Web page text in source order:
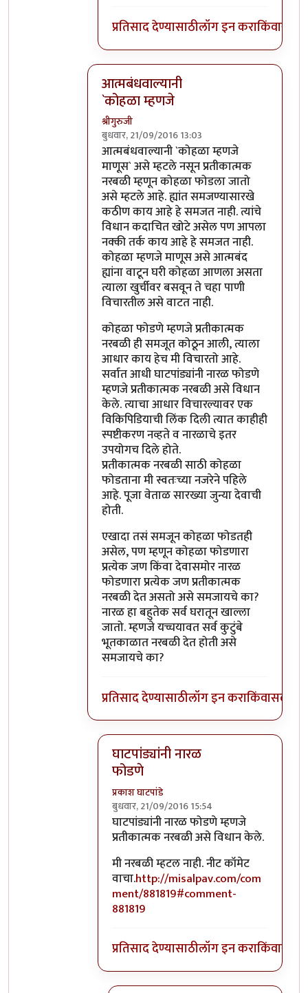
प्रतिसाद देण्यासाठीलॉग इन कराकिंवा
आत्मबंधवाल्यानी
`कोहळा म्हणजे
श्रीगुरुजी
बुधवार, 21/09/2016 13:03
In reply toआत्मबंधवाल्यानी `कोहळा म्हणजे
आत्मबंधवाल्यानी `कोहळा म्हणजे
माणूस` असे म्हटले नसून प्रतीकात्मक
नरबळी म्हणून कोहळा फोडला जातो
असे म्हटले आहे. ह्यांत समजण्यासारखे
कठीण काय आहे हे समजत नाही. त्यांचे
विधान कदाचित खोटे असेल पण आपला
नक्की तर्क काय आहे हे समजत नाही.
कोहळा म्हणजे माणूस असे आत्मबंद
ह्यांना वाटून घरी कोहळा आणला असता
त्याला खुर्चीवर बसवून ते चहा पाणी
विचारतील असे वाटत नाही.
कोहळा फोडणे म्हणजे प्रतीकात्मक
नरबळी ही समजूत कोठून आली, त्याला
आधार काय हेच मी विचारतो आहे.
सर्वात आधी घाटपांड्यांनी नारळ फोडणे
म्हणजे प्रतीकात्मक नरबळी असे विधान
केले. त्याचा आधार विचारल्यावर एक
विकिपिडियाची लिंक दिली त्यात काहीही
स्पष्टीकरण नव्हते व नारळाचे इतर
उपयोगच दिले होते.
प्रतीकात्मक नरबळी साठी कोहळा
फोडताना मी स्वतःच्या नजरेने पहिले
आहे. पूजा वेताळ सारख्या जुन्या देवाची
होती.
एखादा तसं समजून कोहळा फोडतही
असेल, पण म्हणून कोहळा फोडणारा
प्रत्येक जण किंवा देवासमोर नारळ
फोडणारा प्रत्येक जण प्रतीकात्मक
नरबळी देत असतो असे समजायचे का?
नारळ हा बहुतेक सर्व घरातून खाल्ला
जातो. म्हणजे यच्चयावत सर्व कुटुंबे
भूतकाळात नरबळी देत होती असे
समजायचे का?
प्रतिसाद देण्यासाठीलॉग इन कराकिंवासदस्य
घाटपांड्यांनी नारळ
फोडणे
प्रकाश घाटपांडे
बुधवार, 21/09/2016 15:54
In reply toआत्मबंधवाल्यानी `कोहळा म्हणजे
घाटपांड्यांनी नारळ फोडणे म्हणजे
प्रतीकात्मक नरबळी असे विधान केले.
मी नरबळी म्हटल नाही. नीट कॉमेट
वाचा.http://misalpav.com/com
ment/881819#comment-
881819
प्रतिसाद देण्यासाठीलॉग इन कराकिंवा